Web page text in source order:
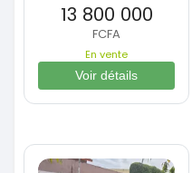
13 800 000
FCFA
En vente
Voir détails